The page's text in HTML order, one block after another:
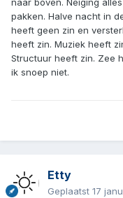
naar boven. Neiging
pakken. Halve nacht in
heeft geen zin en
heeft zin. Muziek heeft
Structuur heeft zin. Zee
ik snoep niet.
Etty
Geplaatst 17